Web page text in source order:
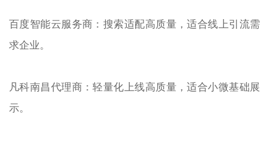
百度智能云服务商：搜索适配高质量，适合线上引流需
求企业。
凡科南昌代理商：轻量化上线高质量，适合小微基础展
示。